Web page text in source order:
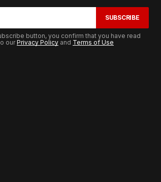
SUBSCRIBE
button, you confirm that you have read
ourPrivacy Policy and Terms of Use